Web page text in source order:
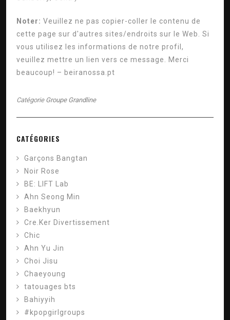
Noter: Veuillez ne pas copier-coller le contenu de
cette page sur d'autres sites/endroits sur le Web. Si
vous utilisez les informations de notre profil,
veuillez mettre un lien vers ce message. Merci
beaucoup! – beiranossa.pt
Catégorie Groupe Grandline
CATÉGORIES
Garçons Bangtan
Noir Rose
BE: LIFT Lab
Ahn Seong Min
Baekhyun
Cre.Ker Divertissement
Chic
Ahn Yu Jin
Choi Jisu
Chaeyoung
tatouages ​​bts
Bahiyyih
#kpopgirlgroups